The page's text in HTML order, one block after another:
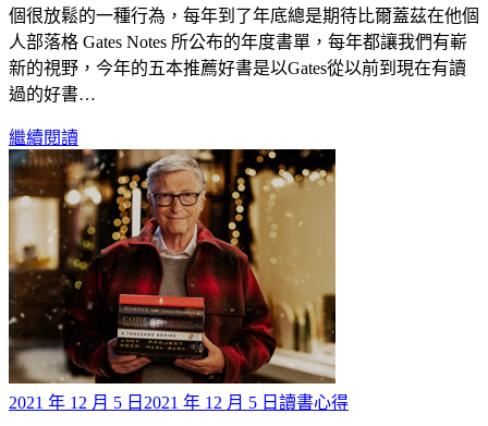
個很放鬆的一種行為，每年到了年底總是期待比爾蓋茲在他個
人部落格 Gates Notes 所公布的年度書單，每年都讓我們有嶄
新的視野，今年的五本推薦好書是以Gates從以前到現在有讀
過的好書…
繼續閱讀
Posted
on
2021 年 12 月 5 日 2021 年 12 月 5 日 讀書心得